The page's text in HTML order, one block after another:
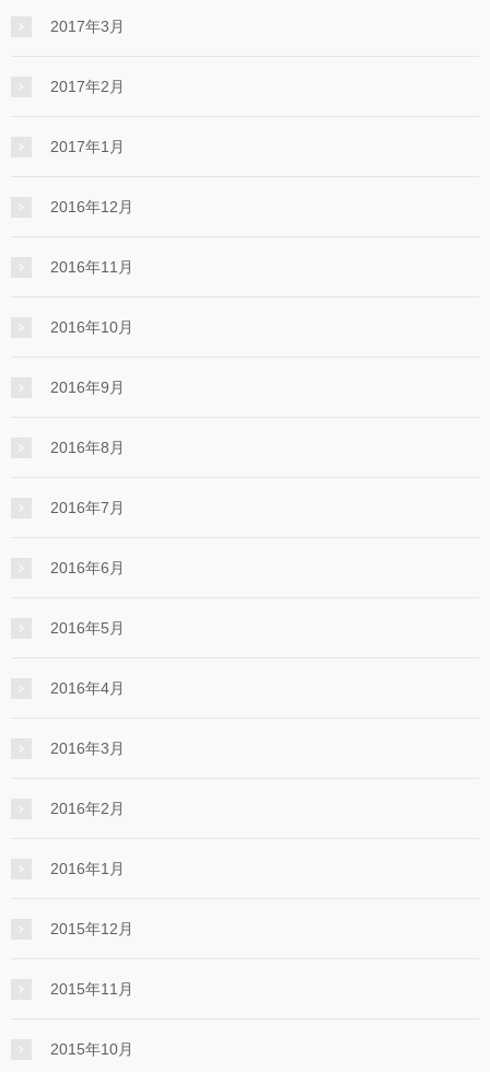
2017年3月
2017年2月
2017年1月
2016年12月
2016年11月
2016年10月
2016年9月
2016年8月
2016年7月
2016年6月
2016年5月
2016年4月
2016年3月
2016年2月
2016年1月
2015年12月
2015年11月
2015年10月